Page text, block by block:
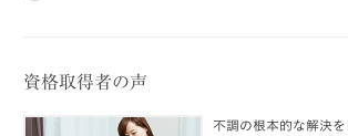
資格取得者の声
不調の根本的な解決